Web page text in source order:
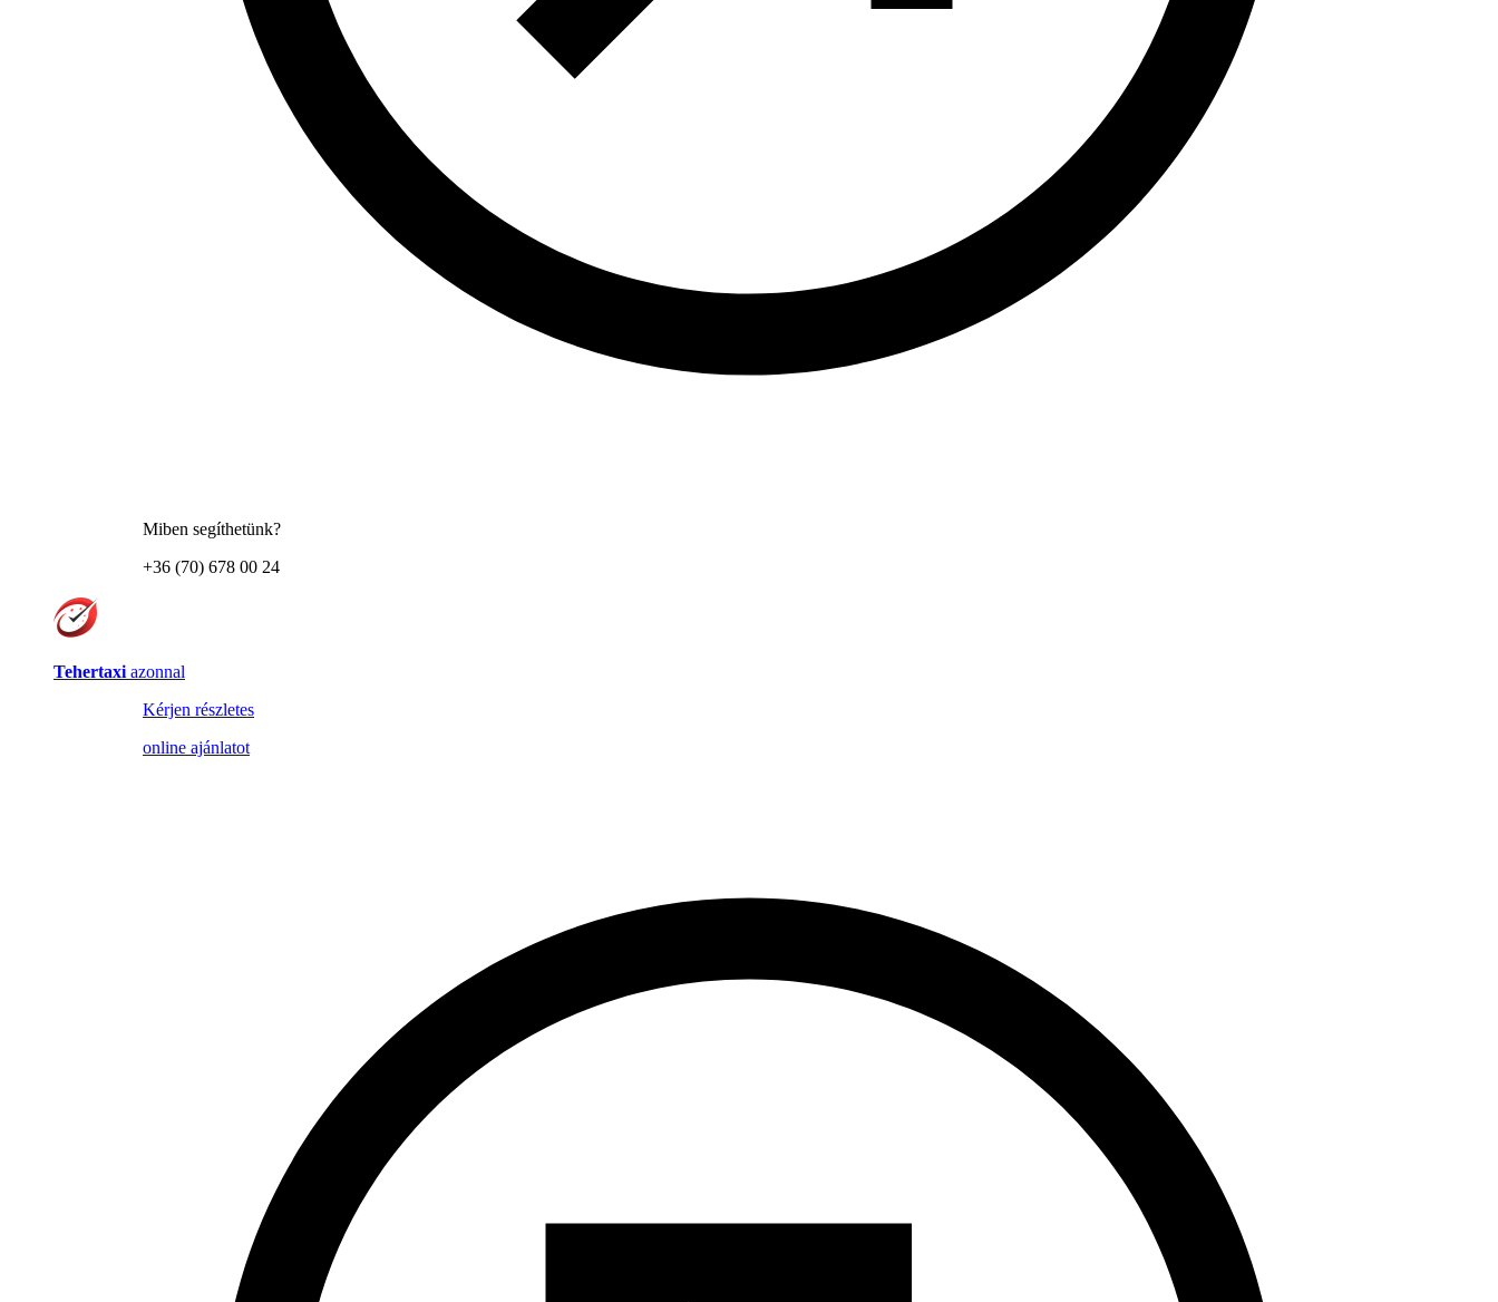
Miben segíthetünk?
+36 (70) 678 00 24
Tehertaxi azonnal
Kérjen részletes
online ajánlatot